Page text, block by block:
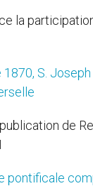
la
S.
de
pontificale